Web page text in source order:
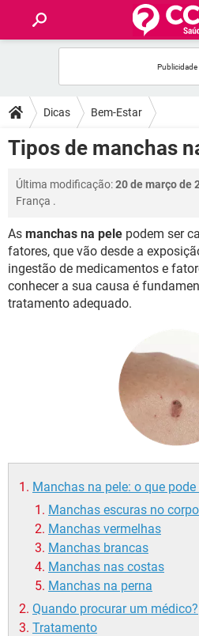
FÓRUM
SAÚDE
FAMÍLIA
BEM-ESTAR
SEXUALIDADE
Dicas Bem-Estar
Tipos de manchas
Última modificação:20 de março de
França .
As manchas na pele podem ser
fatores, que vão desde a
ingestão de medicamentos e
conhecer a sua causa é
tratamento adequado.
Manchas na pele: o que pode
Manchas escuras no corpo
Manchas vermelhas
Manchas brancas
Manchas nas costas
Manchas na perna
Quando procurar um médico?
Tratamento